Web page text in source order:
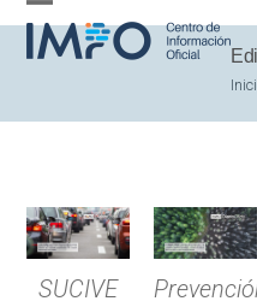
SkipOpen
mobile
Close
mobile
SUCIVE